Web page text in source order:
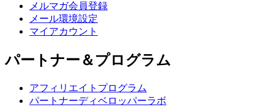
メルマガ会員登録
メール環境設定
マイアカウント
パートナー＆プログラム
アフィリエイトプログラム
パートナーディベロッパーラボ